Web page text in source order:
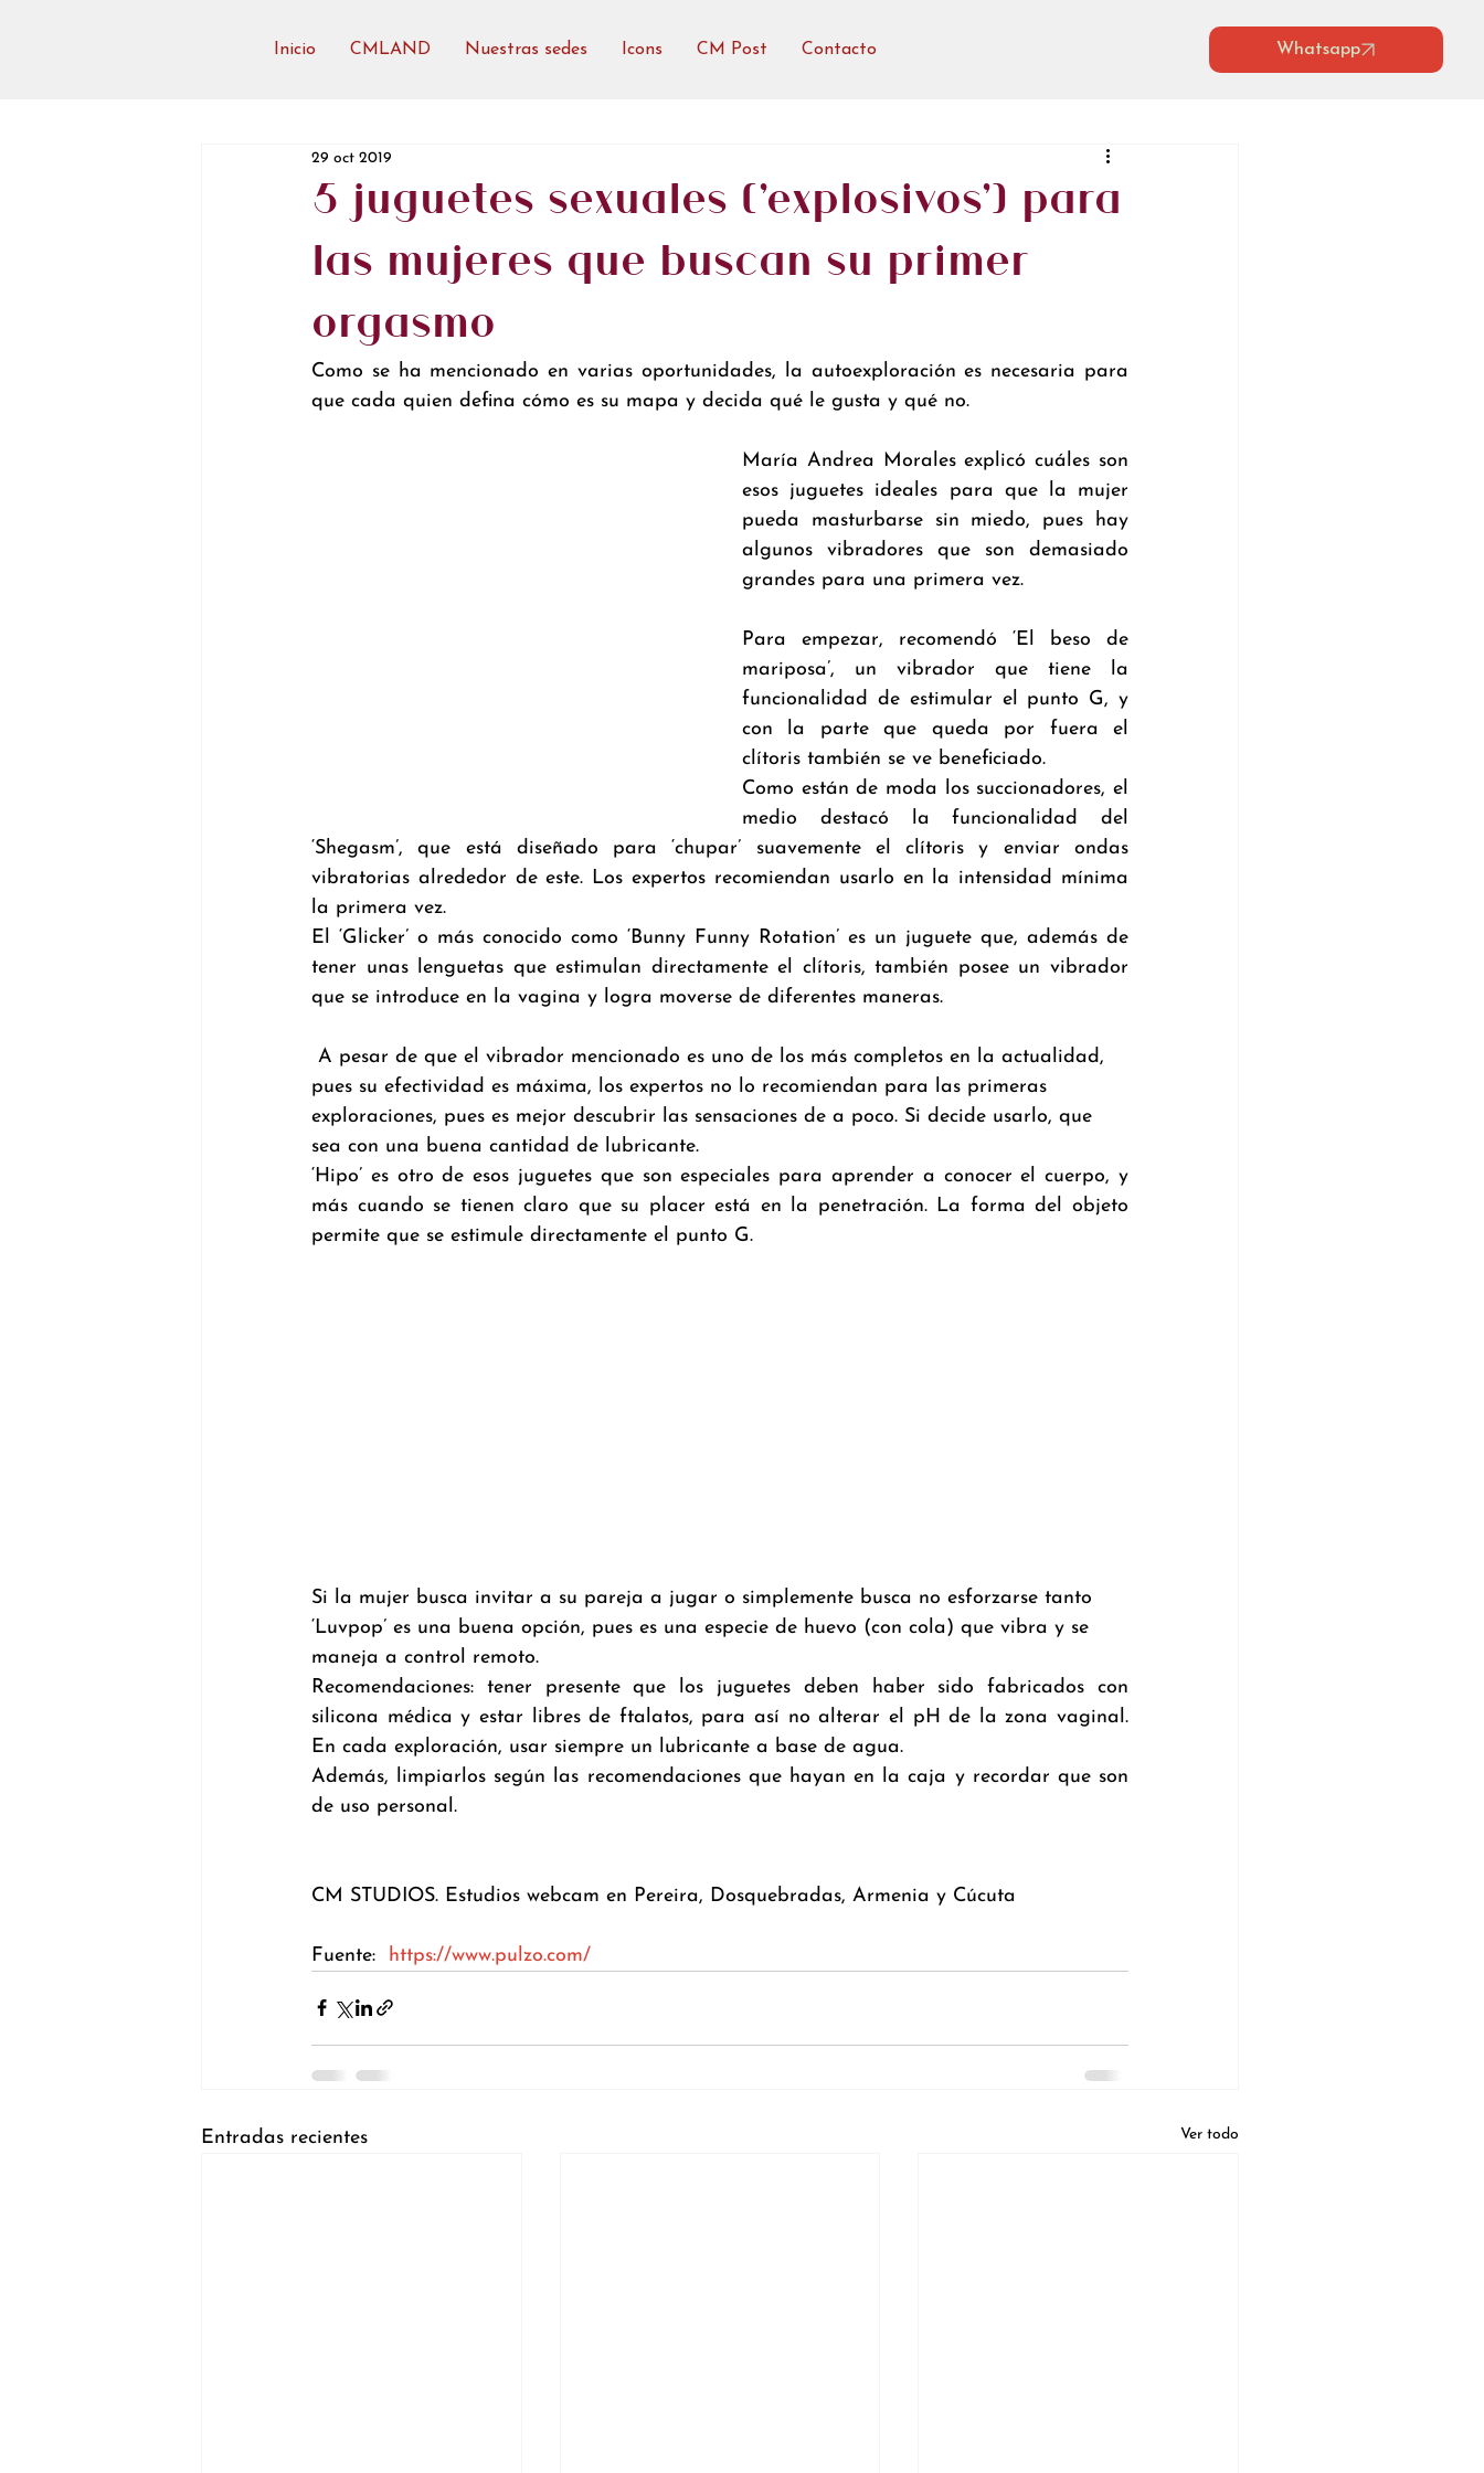
Inicio CMLAND Nuestras sedes Icons CM Post Contacto Whatsapp
5 juguetes sexuales ('explosivos') para
las mujeres que buscan su primer
orgasmo
29 oct 2019
Como se ha mencionado en varias oportunidades, la autoexploración es necesaria para
que cada quien defina cómo es su mapa y decida qué le gusta y qué no.
María Andrea Morales explicó cuáles son
esos juguetes ideales para que la mujer
pueda masturbarse sin miedo, pues hay
algunos vibradores que son demasiado
grandes para una primera vez.
Para empezar, recomendó ‘El beso de
mariposa’, un vibrador que tiene la
funcionalidad de estimular el punto G, y
con la parte que queda por fuera el
clítoris también se ve beneficiado.
Como están de moda los succionadores, el
medio destacó la funcionalidad del
‘Shegasm’, que está diseñado para ‘chupar’ suavemente el clítoris y enviar ondas
vibratorias alrededor de este. Los expertos recomiendan usarlo en la intensidad mínima
la primera vez.
El ‘Glicker’ o más conocido como ‘Bunny Funny Rotation’ es un juguete que, además de
tener unas lenguetas que estimulan directamente el clítoris, también posee un vibrador
que se introduce en la vagina y logra moverse de diferentes maneras.
pues su efectividad es máxima, los expertos no lo recomiendan para las primeras
exploraciones, pues es mejor descubrir las sensaciones de a poco. Si decide usarlo, que
sea con una buena cantidad de lubricante.
‘Hipo’ es otro de esos juguetes que son especiales para aprender a conocer el cuerpo, y
más cuando se tienen claro que su placer está en la penetración. La forma del objeto
permite que se estimule directamente el punto G.
Si la mujer busca invitar a su pareja a jugar o simplemente busca no esforzarse tanto
‘Luvpop’ es una buena opción, pues es una especie de huevo (con cola) que vibra y se
maneja a control remoto.
Recomendaciones: tener presente que los juguetes deben haber sido fabricados con
silicona médica y estar libres de ftalatos, para así no alterar el pH de la zona vaginal.
En cada exploración, usar siempre un lubricante a base de agua.
Además, limpiarlos según las recomendaciones que hayan en la caja y recordar que son
de uso personal.
CM STUDIOS. Estudios webcam en Pereira, Dosquebradas, Armenia y Cúcuta
Fuente: https://www.pulzo.com/
Entradas recientes Ver todo